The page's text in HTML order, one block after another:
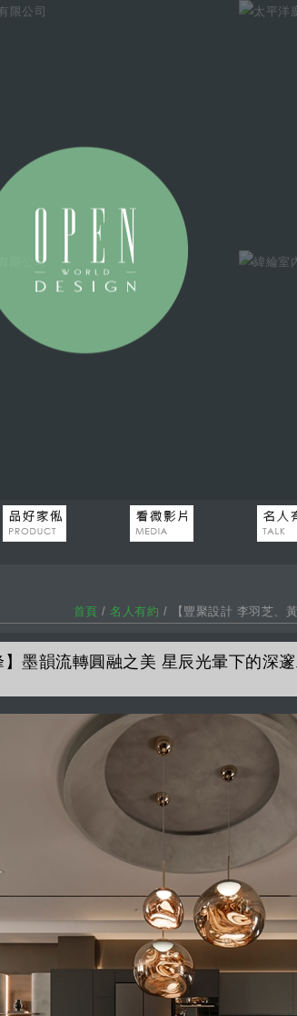
首頁 / 名人有約 / 【豐聚設計 李羽芝、
】墨韻流轉圓融之美 星辰光暈下的深